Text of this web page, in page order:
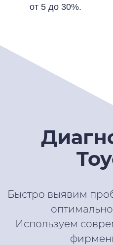
от 5 до 30%.
Быстро выявим
Используем